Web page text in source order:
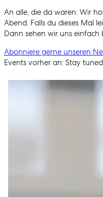
An alle, die da waren: Wir
Abend. Falls du dieses Mal
Dann sehen wir uns einfach
Abonniere gerne unseren
Events vorher an: Stay